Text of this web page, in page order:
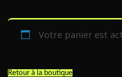
Votre panier est
Retour à la boutique